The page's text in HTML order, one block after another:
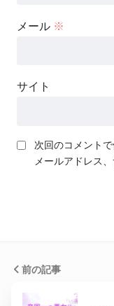
メール ※
サイト
次回のコメント
メールアドレス
前の記事